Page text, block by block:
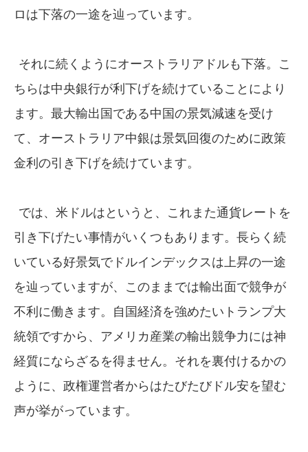
ロは下落の一途を辿っています。
それに続くようにオーストラリアドルも下落。こ
ちらは中央銀行が利下げを続けていることにより
ます。最大輸出国である中国の景気減速を受け
て、オーストラリア中銀は景気回復のために政策
金利の引き下げを続けています。
では、米ドルはというと、これまた通貨レートを
引き下げたい事情がいくつもあります。長らく続
いている好景気でドルインデックスは上昇の一途
を辿っていますが、このままでは輸出面で競争が
不利に働きます。自国経済を強めたいトランプ大
統領ですから、アメリカ産業の輸出競争力には神
経質にならざるを得ません。それを裏付けるかの
ように、政権運営者からはたびたびドル安を望む
声が挙がっています。